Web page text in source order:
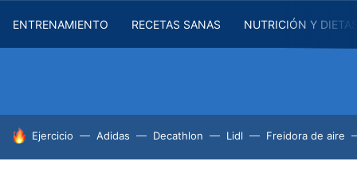
ENTRENAMIENTO RECETAS SANAS NUTRICIÓN Y
HOY SE HABLA DE
Ejercicio Adidas Decathlon Lidl Freidora de aire